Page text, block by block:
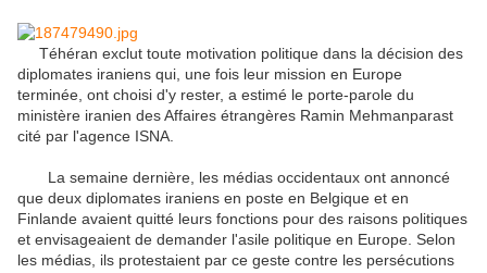
Téhéran exclut toute motivation politique dans la décision des
diplomates iraniens qui, une fois leur mission en Europe
terminée, ont choisi d'y rester, a estimé le porte-parole du
ministère iranien des Affaires étrangères Ramin Mehmanparast
cité par l'agence ISNA.
La semaine dernière, les médias occidentaux ont annoncé
que deux diplomates iraniens en poste en Belgique et en
Finlande avaient quitté leurs fonctions pour des raisons politiques
et envisageaient de demander l'asile politique en Europe. Selon
les médias, ils protestaient par ce geste contre les persécutions